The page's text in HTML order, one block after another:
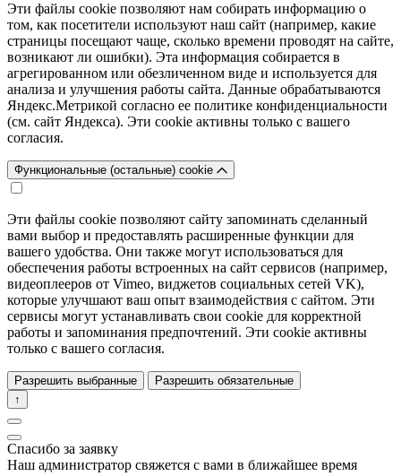
Эти файлы cookie позволяют нам собирать информацию о
том, как посетители используют наш сайт (например, какие
страницы посещают чаще, сколько времени проводят на сайте,
возникают ли ошибки). Эта информация собирается в
агрегированном или обезличенном виде и используется для
анализа и улучшения работы сайта. Данные обрабатываются
Яндекс.Метрикой согласно ее политике конфиденциальности
(см. сайт Яндекса). Эти cookie активны только с вашего
согласия.
Функциональные (остальные) cookie
Эти файлы cookie позволяют сайту запоминать сделанный
вами выбор и предоставлять расширенные функции для
вашего удобства. Они также могут использоваться для
обеспечения работы встроенных на сайт сервисов (например,
видеоплееров от Vimeo, виджетов социальных сетей VK),
которые улучшают ваш опыт взаимодействия с сайтом. Эти
сервисы могут устанавливать свои cookie для корректной
работы и запоминания предпочтений. Эти cookie активны
только с вашего согласия.
Разрешить выбранные
Разрешить обязательные
↑
Спасибо за заявку
Наш администратор свяжется с вами в ближайшее время